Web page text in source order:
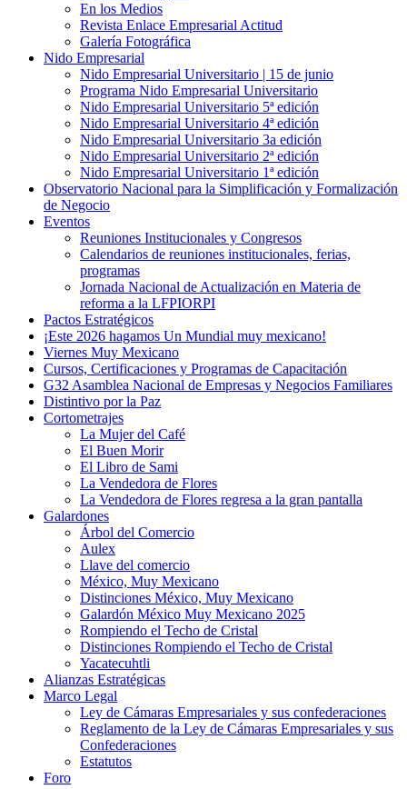
En los Medios
Revista Enlace Empresarial Actitud
Galería Fotográfica
Nido Empresarial
Nido Empresarial Universitario | 15 de junio
Programa Nido Empresarial Universitario
Nido Empresarial Universitario 5ª edición
Nido Empresarial Universitario 4ª edición
Nido Empresarial Universitario 3a edición
Nido Empresarial Universitario 2ª edición
Nido Empresarial Universitario 1ª edición
Observatorio Nacional para la Simplificación y Formalización
de Negocio
Eventos
Reuniones Institucionales y Congresos
Calendarios de reuniones institucionales, ferias,
programas
Jornada Nacional de Actualización en Materia de
reforma a la LFPIORPI
Pactos Estratégicos
¡Este 2026 hagamos Un Mundial muy mexicano!
Viernes Muy Mexicano
Cursos, Certificaciones y Programas de Capacitación
G32 Asamblea Nacional de Empresas y Negocios Familiares
Distintivo por la Paz
Cortometrajes
La Mujer del Café
El Buen Morir
El Libro de Sami
La Vendedora de Flores
La Vendedora de Flores regresa a la gran pantalla
Galardones
Árbol del Comercio
Aulex
Llave del comercio
México, Muy Mexicano
Distinciones México, Muy Mexicano
Galardón México Muy Mexicano 2025
Rompiendo el Techo de Cristal
Distinciones Rompiendo el Techo de Cristal
Yacatecuhtli
Alianzas Estratégicas
Marco Legal
Ley de Cámaras Empresariales y sus confederaciones
Reglamento de la Ley de Cámaras Empresariales y sus
Confederaciones
Estatutos
Foro